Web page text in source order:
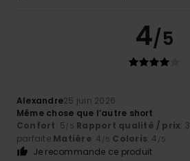
4/5
Alexandre25 juin 2026
Même chose que l’autre short
Confort: 5/5 Rapport qualité / prix: 3
parfaite Matière: 4 /5 Coloris: 4 /5
Je recommande ce produit